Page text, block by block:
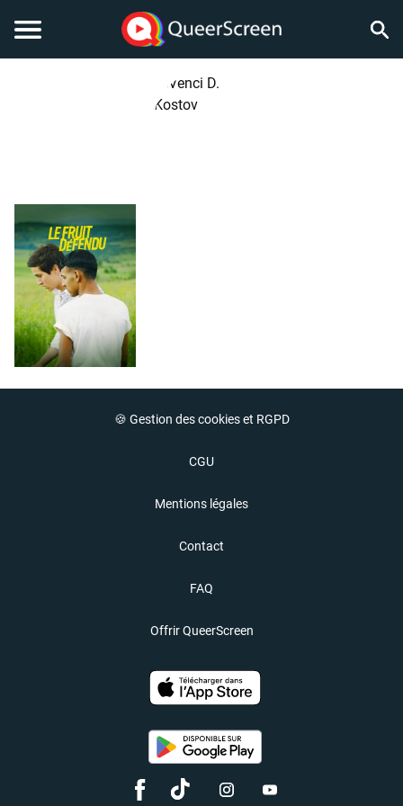
🍪 Gestion des cookies et RGPD
CGU
Mentions légales
Contact
FAQ
Offrir QueerScreen